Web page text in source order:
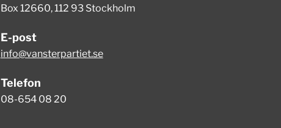
Box 12660, 112 93 Stockholm
E-post
info@vansterpartiet.se
Telefon
08-654 08 20